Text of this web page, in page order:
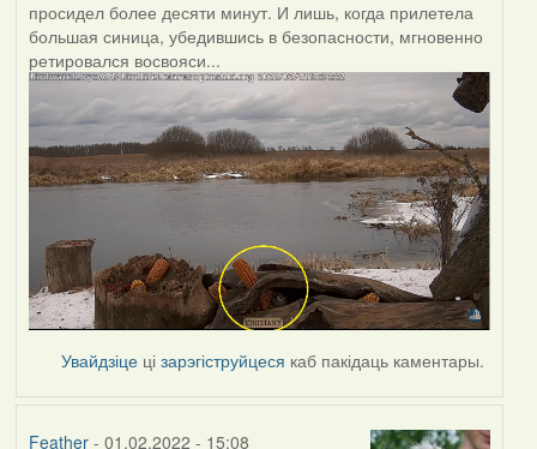
просидел более десяти минут. И лишь, когда прилетела
большая синица, убедившись в безопасности, мгновенно
ретировался восвояси...
Увайдзіце цізарэгіструйцеся каб пакідаць каментары.
Feather- 01.02.2022 - 15:08